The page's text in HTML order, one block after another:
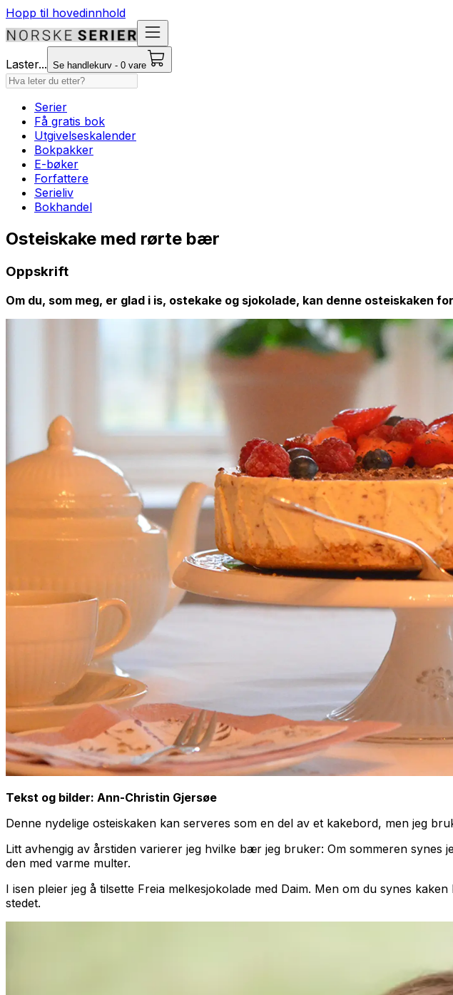
Hopp til hovedinnhold
Laster... Se handlekurv - 0 vare
Serier
Få gratis bok
Utgivelseskalender
Bokpakker
E-bøker
Forfattere
Serieliv
Bokhandel
Osteiskake med rørte bær
Oppskrift
Om du, som meg, er glad i is, ostekake og sjokolade, kan denne osteiskaken
Tekst og bilder: Ann-Christin Gjersøe
Denne nydelige osteiskaken kan serveres som en del av et kakebord, men jeg
Litt avhengig av årstiden varierer jeg hvilke bær jeg bruker: Om sommeren
den med varme multer.
I isen pleier jeg å tilsette Freia melkesjokolade med Daim. Men om du synes
stedet.